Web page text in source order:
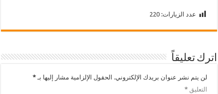
عدد الزيارات: 220
اترك تعليقاً
لن يتم نشر عنوان بريدك الإلكتروني. الحقول الإلزامية مشار إليها بـ*
التعليق*